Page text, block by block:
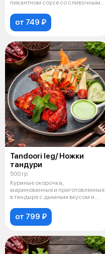
пикантном соусе со сливочным
от 749 ₽
Tandoori leg/ Ножки
тандури
500 гр
Куриные окорочка,
маринованные и приготовленные
в тандыре с дымным вкусом и
от 799 ₽